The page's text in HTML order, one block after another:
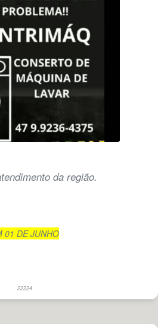
da região.
01 DE JUNHO
22224